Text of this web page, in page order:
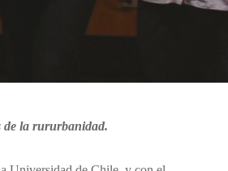
de la rururbanidad.